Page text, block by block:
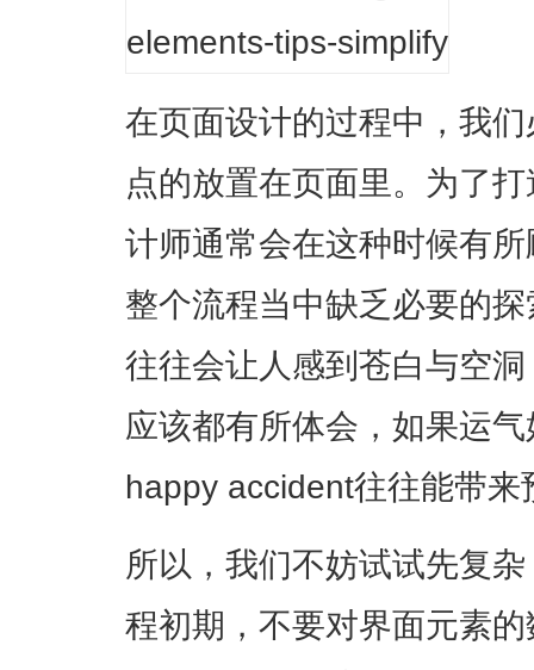
在页面设计的过程中，我
点的放置在页面里。为了
计师通常会在这种时候有
整个流程当中缺乏必要的
往往会让人感到苍白与空
应该都有所体会，如果运
happy accident往往能带
所以，我们不妨试试先复
程初期，不要对界面元素